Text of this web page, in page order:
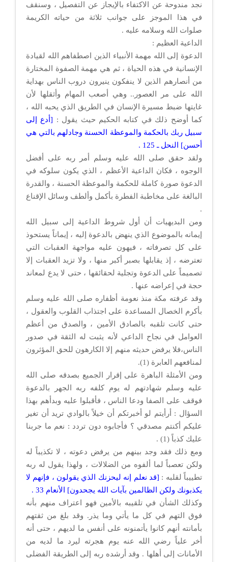
نجد مندوحة عن الاكتفاء بالإيجاز عن التفصيل ، وسنقف
في هذا الموجز على جوانب ثلاثة من حياته الكريمة
صلوات الله وسلامه عليه .
الداعية العظيم :
الدعوة إلى الله مهمة الأنبياء الذين اصطفاهم الله لقيادة
الإنسانية في هذه الحياة ، ثم هي مهمة الصفوة المختارة
من أنصارهم الذين لا ينفكون ينيرون دروب الناس بهداية
الله على مر العصور.. وهي أصعب المهام وأثقلها لأن
غايتها ضبط مسيرة الإنسان في الطريق الذي يحبه الله ،
كما أوضح ذلك في كتابه الحكيم حيث يقول : [أدع إلى
سبيل ربك بالحكمة والموعظة الحسنة وجادلهم بالتي هي
أحسن] النحل ـ 125 .
ولقد حقق صلى الله عليه وسلم أمر ربه على أفضل
الوجوه ، فكان الداعية الأعظم ، الذي يكون سلوكه في
الدعوة صورة كاملة للحكمة والموعظة الحسنة ، والقدرة
البالغة على مخاطبة الفطرة بأكمل وألطف وسائل الإقناع
.
ومن البديهيات أن أول شروط الداعية إلى سبيل الله
إيمانه بالموضوع الذي ينهض بالدعوة إليه ، إيماناً يستحوذ
على كل تصرفاته ، فيهون عليه مواجهة العقبات التي
تعترضه ، إذ يقابلها بصبر أكبر منها ، ولا تزيد العقبات إلا
تصميماً على الدعوة وتجلية لحقائقها ، حتى لا يدع لمعاند
حجة في إعراضه عنها .
وقد عرفته مكة منذ نعومة أظفاره صلى الله عليه وسلم
بأكرم الخصال المساعدة على اجتذاب القلوب والعقول ،
حتى كانت تلقبه بالصادق الأمين ، والصدق من أعظم
العوامل في نجاح الداعي لأنه يثبت له الثقة في صدور
الناس،فلا يرفض حديثه منهم إلا الكارهون للحق المؤثرون
لمنافعهم العابرة (1).
ومن الأمثلة الباهرة على إقرار الجميع بصدقه صلى الله
عليه وسلم شهادتهم له يوم كلفه ربه الجهر بالدعوة
فوقف على الصفا ودعا الناس ، فأقبلوا عليه وبدأهم بهذا
السؤال : أرأيتم لو أخبرتكم أن خيلاً بالوادي تريد أن تغير
عليكم أكنتم مصدقي ؟ فأجابوه دون تردد : نعم ما جربنا
عليك كذباً (1) .
ومع ذلك فقد وجد بينهم من يرفض دعوته ، لا تكذيباً له
ولكن تعصباً لما ألفوه من الضلالات ، ولهذا يقول له ربه
تطييباً لقلبه : [قد نعلم إنه ليحزنك الذي يقولون ، فإنهم لا
يكذبونك ولكن الظالمين بآيات الله يجحدون] الأنعام 33 .
وكذلك الشأن في تلقيبه بالأمين فهو اعتراف منهم بأنه
فوق التهم في كل ما يأتي وما يذر. وقد بلغ من ثقتهم
بأمانته أنهم كانوا يأتمنونه على أنفس ما لديهم ، حتى أنه
أخر علياً رضي الله عنه يوم هجرته ليرد ما لديه من
الأمانات إلى أهلها . وقد أرشده ربه إلى الطريقة الفضلى